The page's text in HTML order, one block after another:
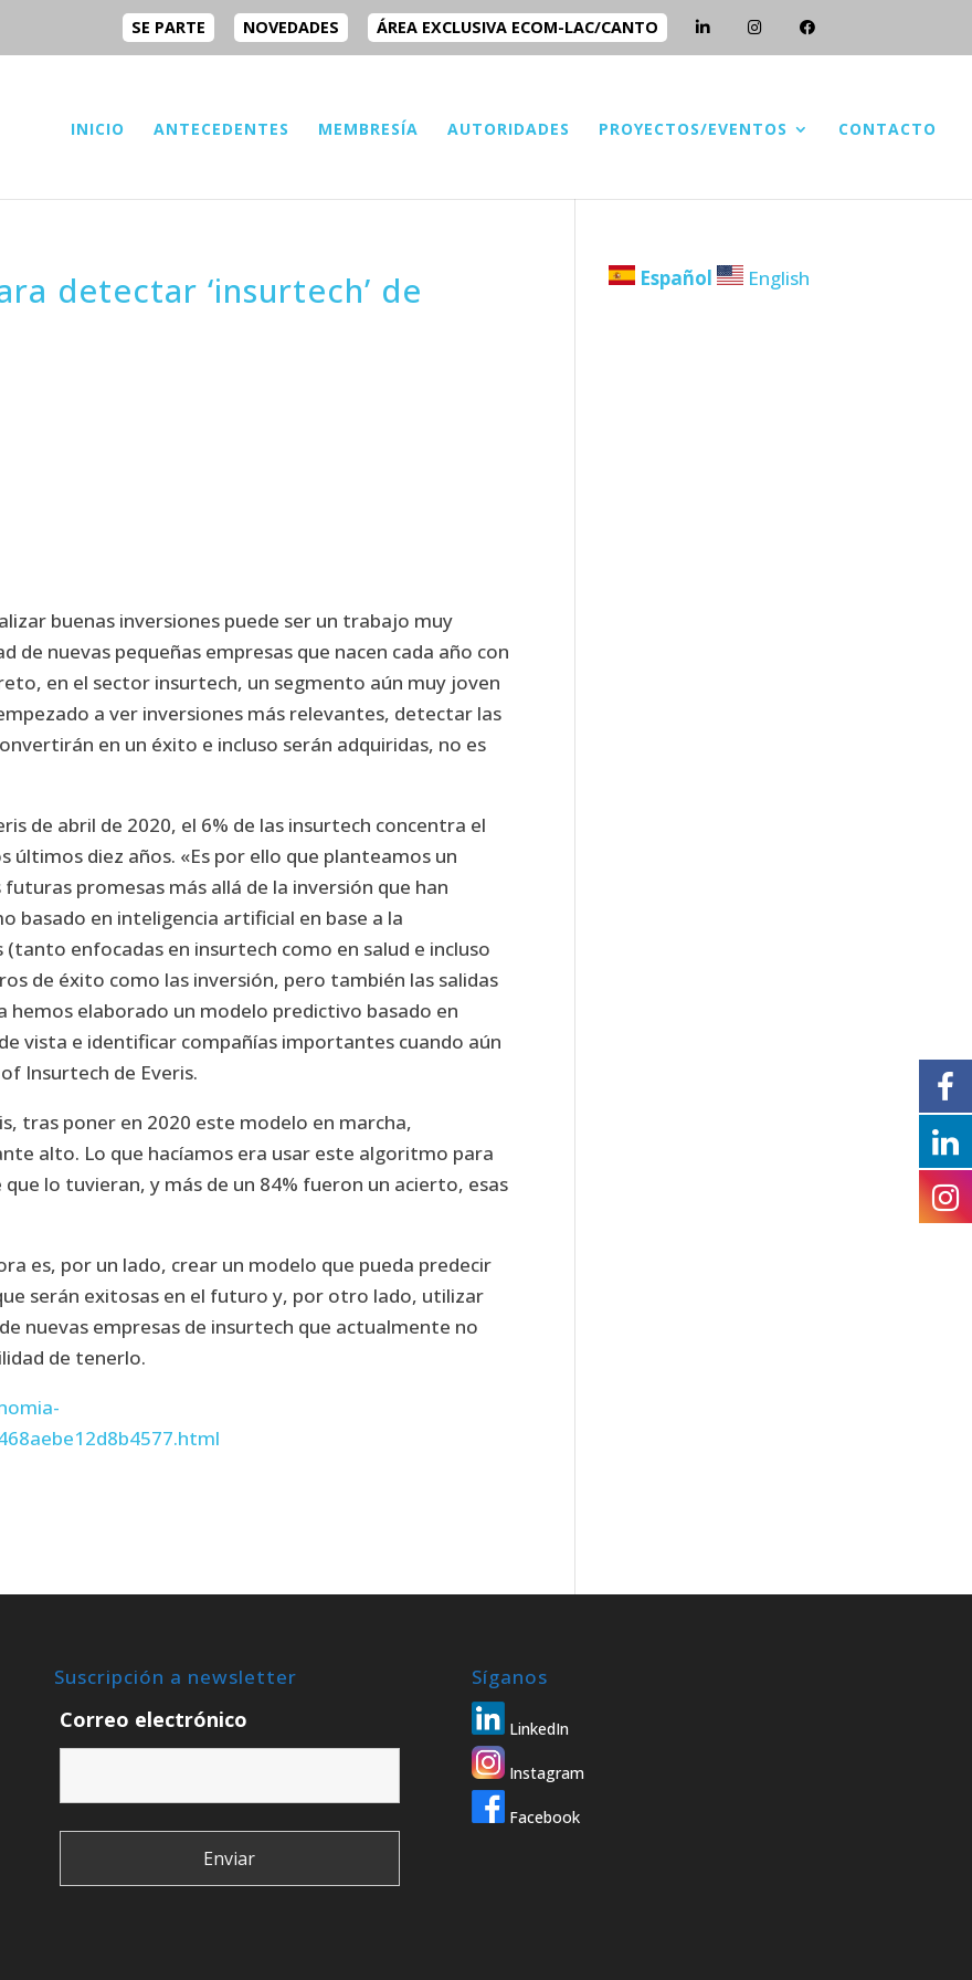
SE PARTE NOVEDADES ÁREA EXCLUSIVA ECOM-LAC/CANTO
INICIO ANTECEDENTES MEMBRESÍA AUTORIDADES PROYECTOS/EVENTOS CONTACTO
detectar ‘insurtech’ de
buenas inversiones puede ser un trabajo muy
de nuevas pequeñas empresas que nacen cada año con
en el sector insurtech, un segmento aún muy joven
a ver inversiones más relevantes, detectar las
en un éxito e incluso serán adquiridas, no es
de abril de 2020, el 6% de las insurtech concentra el
últimos diez años. «Es por ello que planteamos un
promesas más allá de la inversión que han
basado en inteligencia artificial en base a la
enfocadas en insurtech como en salud e incluso
de éxito como las inversión, pero también las salidas
hemos elaborado un modelo predictivo basado en
vista e identificar compañías importantes cuando aún
Insurtech de Everis.
tras poner en 2020 este modelo en marcha,
alto. Lo que hacíamos era usar este algoritmo para
lo tuvieran, y más de un 84% fueron un acierto, esas
es, por un lado, crear un modelo que pueda predecir
serán exitosas en el futuro y, por otro lado, utilizar
nuevas empresas de insurtech que actualmente no
de tenerlo.
Español English
Suscripción a newsletter
Correo electrónico
Síganos
LinkedIn
Instagram
Facebook